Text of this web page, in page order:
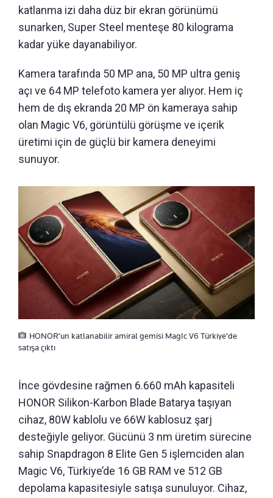
katlanma izi daha düz bir ekran görünümü
sunarken, Super Steel menteşe 80 kilograma
kadar yüke dayanabiliyor.
Kamera tarafında 50 MP ana, 50 MP ultra geniş
açı ve 64 MP telefoto kamera yer alıyor. Hem iç
hem de dış ekranda 20 MP ön kameraya sahip
olan Magic V6, görüntülü görüşme ve içerik
üretimi için de güçlü bir kamera deneyimi
sunuyor.
HONOR’un katlanabilir amiral gemisi MagIc V6 Türkiye’de
satışa çıktı
İnce gövdesine rağmen 6.660 mAh kapasiteli
HONOR Silikon-Karbon Blade Batarya taşıyan
cihaz, 80W kablolu ve 66W kablosuz şarj
desteğiyle geliyor. Gücünü 3 nm üretim sürecine
sahip Snapdragon 8 Elite Gen 5 işlemciden alan
Magic V6, Türkiye’de 16 GB RAM ve 512 GB
depolama kapasitesiyle satışa sunuluyor. Cihaz,